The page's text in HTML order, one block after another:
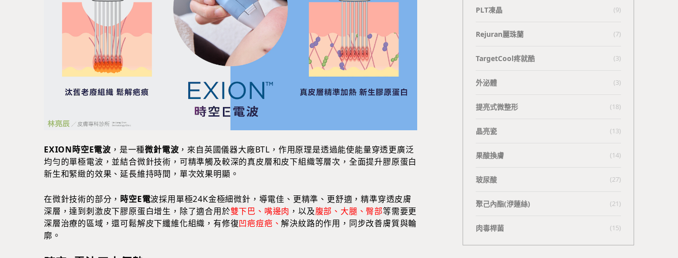
EXION時空E電波 ，是一種微針電波 ，來自英國儀器大廠BTL，作用原理是透過能使能量穿透更廣泛
均勻的單極電波，並結合微針技術，可精準觸及較深的真皮層和皮下組織等層次，全面提升膠原蛋白
新生和緊緻的效果、延長維持時間，單次效果明顯。
在微針技術的部分， 時空E電波採用單極24K金極細微針，導電佳、更精準、更舒適，精準穿透皮膚
深層，達到刺激皮下膠原蛋白增生，除了適合用於雙下巴、嘴邊肉 ，以及腹部、大腿、臀部等需要更
深層治療的區域，還可鬆解皮下纖維化組織，有修復凹疤痘疤、解決紋路的作用，同步改善膚質與輪
廓。
PLT凍晶 (9)
Rejuran麗珠蘭 (7)
TargetCool疼就酷 (3)
外泌體 (3)
提亮式微整形 (18)
晶亮瓷 (13)
果酸換膚 (14)
玻尿酸 (27)
聚己內酯(洢蓮絲) (21)
肉毒桿菌 (15)